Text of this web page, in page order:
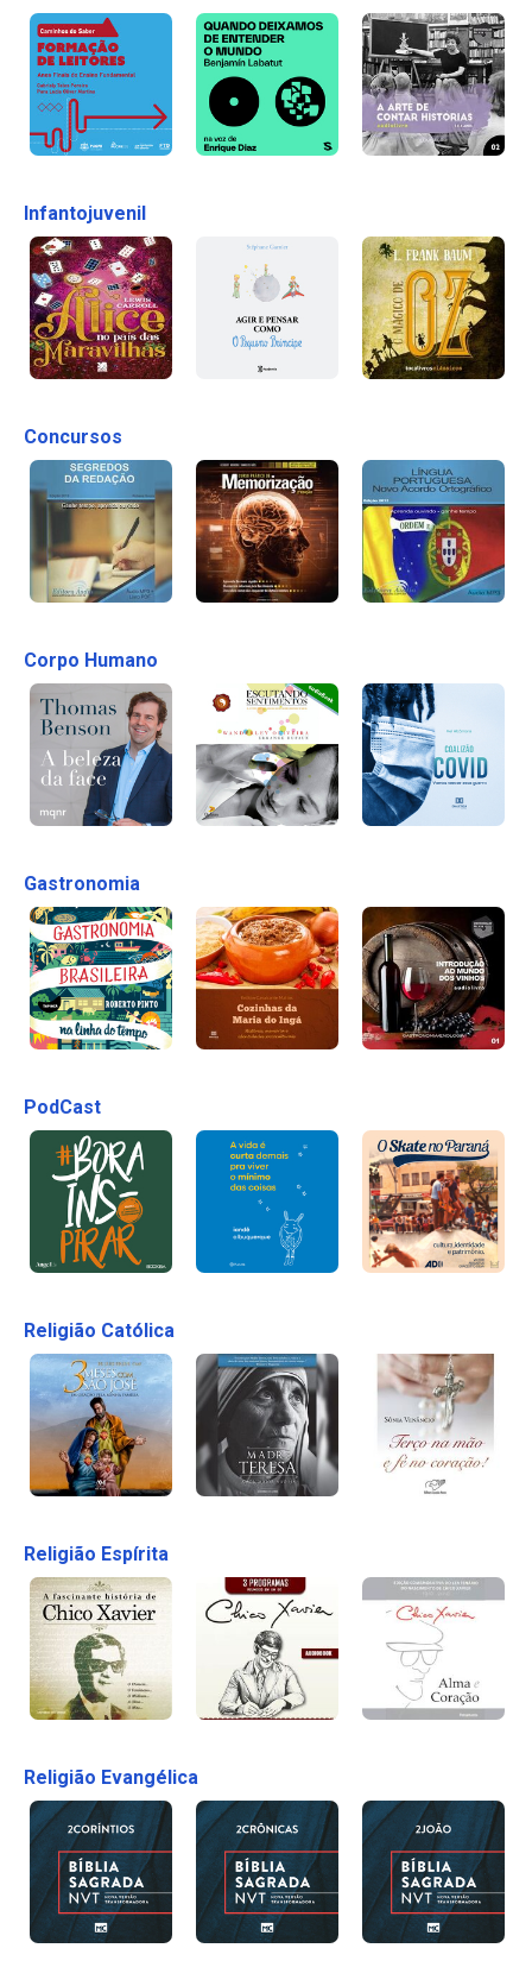
Infantojuvenil
Concursos
Corpo Humano
Gastronomia
PodCast
Religião Católica
Religião Espírita
Religião Evangélica